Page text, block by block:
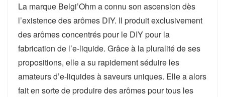
La marque Belgi’Ohm a connu son ascension dès
l’existence des arômes DIY. Il produit exclusivement
des arômes concentrés pour le DIY pour la
fabrication de l’e-liquide. Grâce à la pluralité de ses
propositions, elle a su rapidement séduire les
amateurs d’e-liquides à saveurs uniques. Elle a alors
fait en sorte de produire des arômes pour tous les